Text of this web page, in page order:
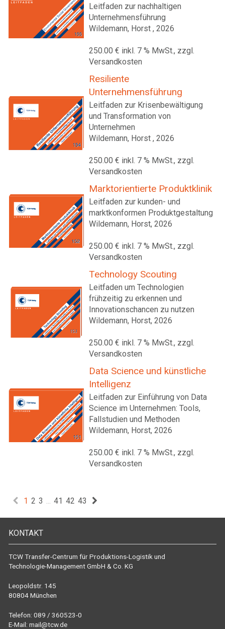
Leitfaden zur nachhaltigen
Unternehmensführung
Wildemann, Horst , 2026
250.00 € inkl. 7 % MwSt., zzgl.
Versandkosten
Resiliente
Unternehmensführung
Leitfaden zur Krisenbewältigung
und Transformation von
Unternehmen
Wildemann, Horst , 2026
250.00 € inkl. 7 % MwSt., zzgl.
Versandkosten
Marktorientierte Produktklinik
Leitfaden zur kunden- und
marktkonformen Produktgestaltung
Wildemann, Horst, 2026
250.00 € inkl. 7 % MwSt., zzgl.
Versandkosten
Technology Scouting
Leitfaden um Technologien
frühzeitig zu erkennen und
Innovationschancen zu nutzen
Wildemann, Horst, 2026
250.00 € inkl. 7 % MwSt., zzgl.
Versandkosten
Data Science und künstliche
Intelligenz
Leitfaden zur Einführung von Data
Science im Unternehmen: Tools,
Fallstudien und Methoden
Wildemann, Horst, 2026
250.00 € inkl. 7 % MwSt., zzgl.
Versandkosten
1 2 3 ... 41 42 43
KONTAKT
TCW Transfer-Centrum für Produktions-Logistik und
Technologie-Management GmbH & Co. KG
Leopoldstr. 145
80804 München
Telefon: 089 / 360523-0
E-Mail: mail@tcw.de